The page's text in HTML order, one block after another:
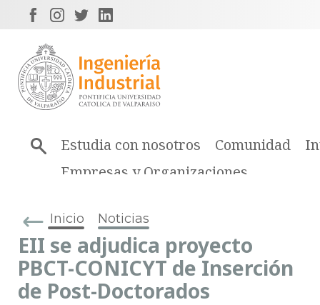
Estudia con nosotros Comunidad
Empresas y Organizaciones
Inicio Noticias
EII se adjudica proyecto
PBCT-CONICYT de Inserción
de Post-Doctorados